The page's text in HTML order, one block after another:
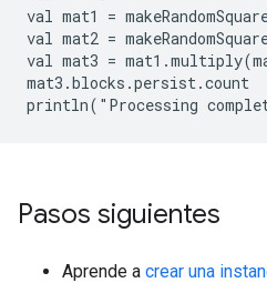
val mat1 =
val mat2 =
val mat3 =
mat3.blocks.persist.count
Pasos siguientes
Aprende a crear una